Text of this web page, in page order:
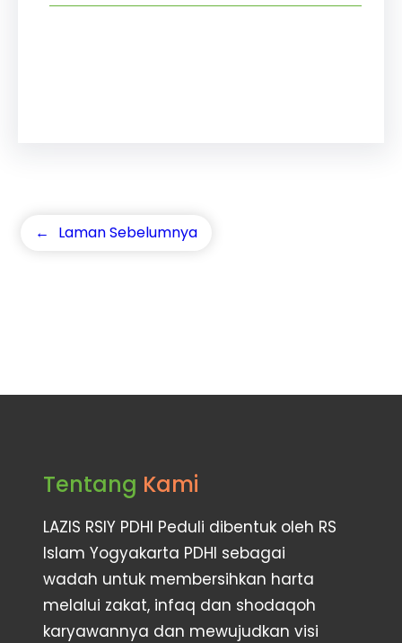
← Laman Sebelumnya
Tentang Kami
LAZIS RSIY PDHI Peduli dibentuk oleh RS
Islam Yogyakarta PDHI sebagai
wadah untuk membersihkan harta
melalui zakat, infaq dan shodaqoh
karyawannya dan mewujudkan visi